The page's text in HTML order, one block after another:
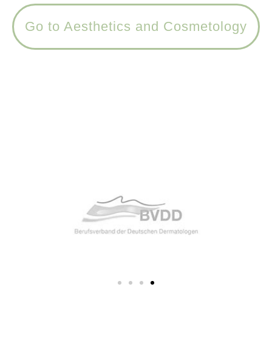
Go to Aesthetics and Cosmetology